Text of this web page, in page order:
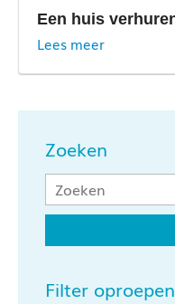
Een huis
Lees meer
Zoeken
Filter oproepen